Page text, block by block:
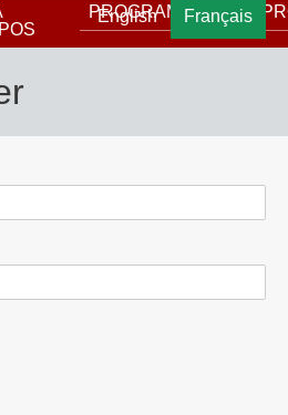
English Français
PROGRAMMES